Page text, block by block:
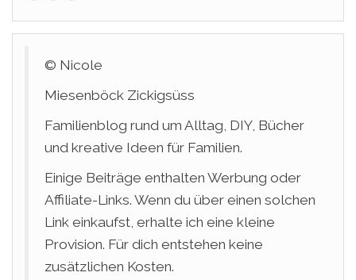
© Nicole
Miesenböck Zickigsüss
Familienblog rund um Alltag, DIY, Bücher
und kreative Ideen für Familien.
Einige Beiträge enthalten Werbung oder
Affiliate-Links. Wenn du über einen solchen
Link einkaufst, erhalte ich eine kleine
Provision. Für dich entstehen keine
zusätzlichen Kosten.